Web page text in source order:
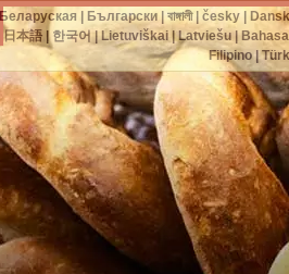
Беларуская Български |বাঙ্গালী|česky
日本語|한국어|Lietuviškai|Latviešu|
Filipino|